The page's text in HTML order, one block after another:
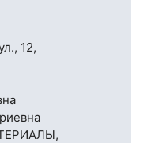
12,